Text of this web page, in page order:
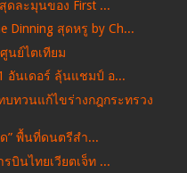
ดละมุนของ First ...
Dinning สุดหรู by Ch...
นย์ไตเทียม
อันเดอร์ ลุ้นแชมป์ อ...
ทวนแก้ไขร่างกฎกระทรวง
” พื้นที่ดนตรีสำ...
บินไทยเวียตเจ็ท ...